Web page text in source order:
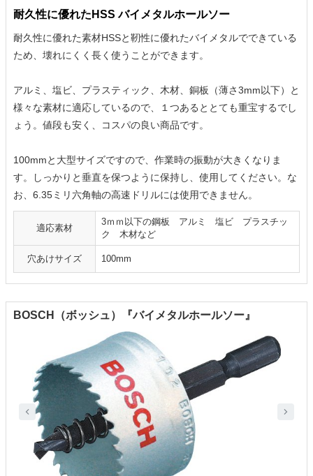
耐久性に優れたHSS バイメタルホールソー
耐久性に優れた素材HSSと靭性に優れたバイメタルでできている
ため、壊れにくく長く使うことができます。
アルミ、塩ビ、プラスティック、木材、銅板（薄さ3mm以下）と
様々な素材に適応しているので、１つあるととても重宝するでし
ょう。値段も安く、コスパの良い商品です。
100mmと大型サイズですので、作業時の振動が大きくなりま
す。しっかりと垂直を保つように保持し、使用してください。な
お、6.35ミリ六角軸の高速ドリルには使用できません。
適応素材
3ｍｍ以下の鋼板 アルミ 塩ビ プラスチッ
ク 木材など
穴あけサイズ 100mm
BOSCH（ボッシュ）『バイメタルホールソー』